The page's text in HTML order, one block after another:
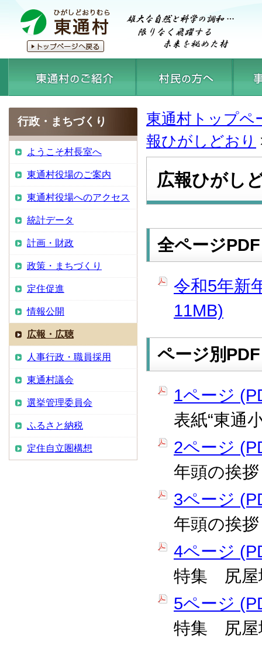
東通村トップペ
報ひがしどおり
広報ひがし
全ページPDF
令和5年新
11MB)
ページ別PDF
1ページ
表紙“東通
2ページ
年頭の挨
3ページ
年頭の挨
4ページ
特集 尻屋
5ページ
特集 尻屋
行政・まちづくり
ようこそ村長室へ
東通村役場のご案内
東通村役場へのアクセス
統計データ
計画・財政
政策・まちづくり
定住促進
情報公開
広報・広聴
人事行政・職員採用
東通村議会
選挙管理委員会
ふるさと納税
定住自立圏構想